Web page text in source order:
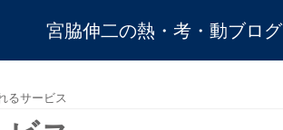
宮脇伸二の熱・考・動ブログ
るサービス